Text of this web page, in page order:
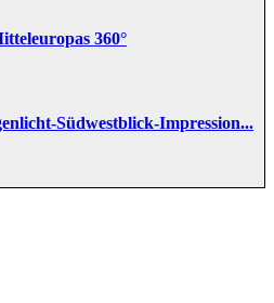
360°
Südwestblick-Impression...